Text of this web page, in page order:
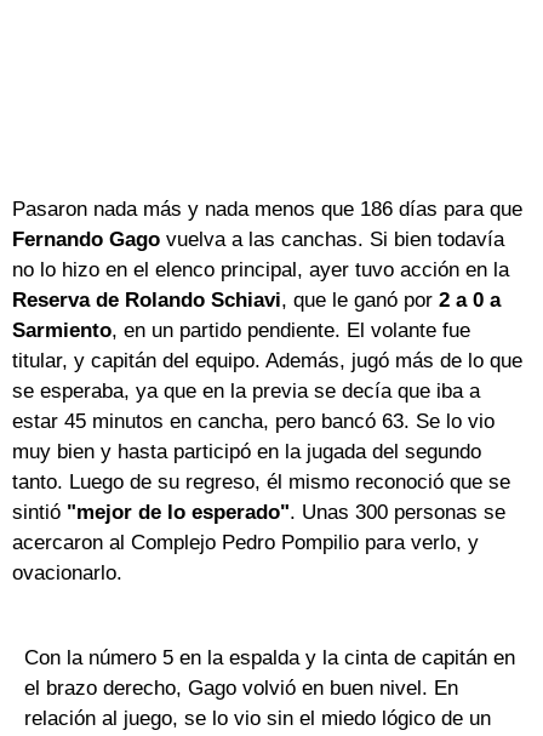
Pasaron nada más y nada menos que 186 días para que
Fernando Gago vuelva a las canchas. Si bien todavía
no lo hizo en el elenco principal, ayer tuvo acción en la
Reserva de Rolando Schiavi, que le ganó por 2 a 0 a
Sarmiento, en un partido pendiente. El volante fue
titular, y capitán del equipo. Además, jugó más de lo que
se esperaba, ya que en la previa se decía que iba a
estar 45 minutos en cancha, pero bancó 63. Se lo vio
muy bien y hasta participó en la jugada del segundo
tanto. Luego de su regreso, él mismo reconoció que se
sintió "mejor de lo esperado". Unas 300 personas se
acercaron al Complejo Pedro Pompilio para verlo, y
ovacionarlo.
Con la número 5 en la espalda y la cinta de capitán en
el brazo derecho, Gago volvió en buen nivel. En
relación al juego, se lo vio sin el miedo lógico de un